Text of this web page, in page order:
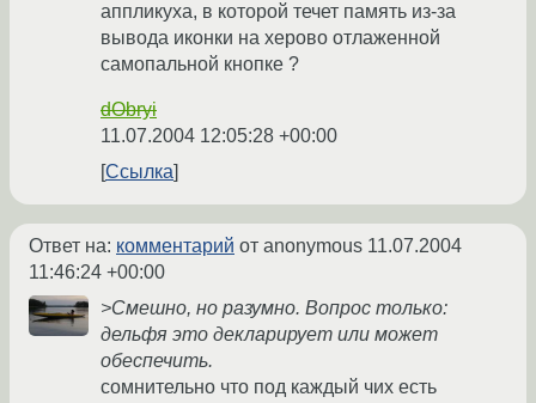
аппликуха, в которой течет память из-за
вывода иконки на херово отлаженной
самопальной кнопке ?
dObryi
11.07.2004 12:05:28 +00:00
Ссылка
Ответ на: комментарий от anonymous 11.07.2004
11:46:24 +00:00
>Смешно, но разумно. Вопрос только:
дельфя это декларирует или может
обеспечить.
сомнительно что под каждый чих есть